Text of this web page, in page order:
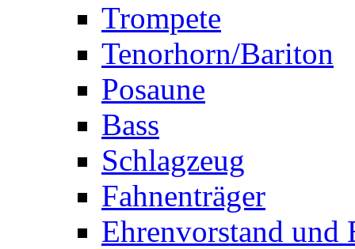
Trompete
Tenorhorn/Bariton
Posaune
Bass
Schlagzeug
Fahnenträger
Ehrenvorstand und